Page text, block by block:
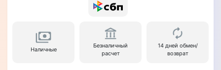
Наличные
Безналичный
расчет
14 дней обмен/
возврат